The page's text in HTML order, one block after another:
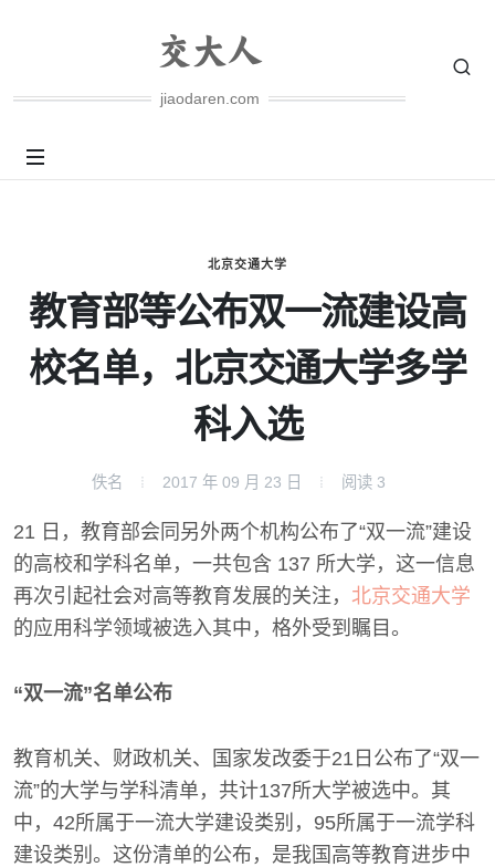
jiaodaren.com
北京交通大学
教育部等公布双一流建设高
校名单，北京交通大学多学
科入选
佚名 2017 年 09 月 23 日 阅读 3
21 日，教育部会同另外两个机构公布了“双一流”建设
的高校和学科名单，一共包含 137 所大学，这一信息
再次引起社会对高等教育发展的关注， 北京交通大学
的应用科学领域被选入其中，格外受到瞩目。
“双一流”名单公布
教育机关、财政机关、国家发改委于21日公布了“双一
流”的大学与学科清单，共计137所大学被选中。其
中，42所属于一流大学建设类别，95所属于一流学科
建设类别。这份清单的公布，是我国高等教育进步中